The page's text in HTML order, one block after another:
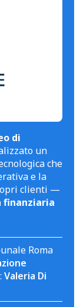
di
un
che
e la
clienti —
Roma
Valeria Di